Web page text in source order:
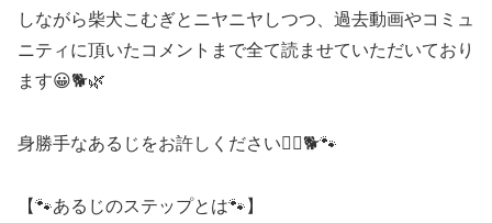
しながら柴犬こむぎとニヤニヤしつつ、過去動画やコミュ
ニティに頂いたコメントまで全て読ませていただいており
ます😀🐕🌿
身勝手なあるじをお許しください🤦‍♂️🐕🐾
【🐾あるじのステップとは🐾】